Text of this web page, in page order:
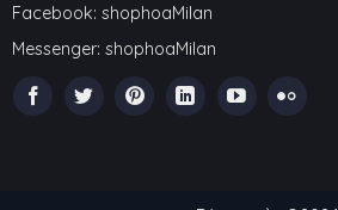
Facebook: shophoaMilan
Messenger: shophoaMilan